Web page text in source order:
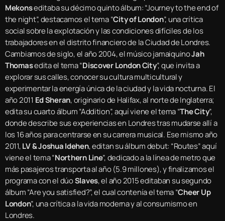
Mekonseditaba su décimo quinto álbum: “Journey to the end of
the night”, destacamos el tema “City of London”, una crítica
social sobre la explotación y las condiciones difíciles de los
trabajadores en el distrito financiero de la Ciudad de Londres.
Cambiamos de siglo, el año 2004, el músico jamaiquinoJah
Thomasedita el tema “Discover London City”, que invita a
explorar sus calles, conocer su cultura multicultural y
experimentar la energía única de la ciudad y la vida nocturna. El
año 2011 Ed Sheran, originario de Halifax, al norte de Inglaterra;
edita su cuarto álbum “Addition”, aquí viene el tema “The City”,
donde describe sus experiencias en Londres tras mudarse allí a
los 16 años para centrarse en su carrera musical. Ese mismo año
2011,LV & Joshua Idehen, editan su álbum debut: “Routes” aquí
viene el tema “Northern Line”, dedicado a la línea de metro que
más pasajeros transporta al año (5.9 millones), y finalizamos el
programa con el dúoSlaves, el año 2015 editaban su segundo
álbum “Are you satisfied?”, el cual contenía el tema “Cheer Up
London”, una crítica a la vida moderna y al consumismo en
Londres.